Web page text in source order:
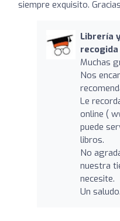
siempre exquisito.
Librería
Muchas
Nos
Le
online (
puede
libros.
No
nuestra
necesite.
Un saludo.